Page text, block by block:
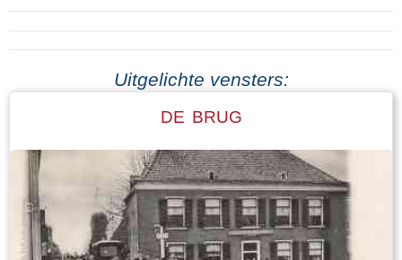
Uitgelichte vensters:
DE BRUG